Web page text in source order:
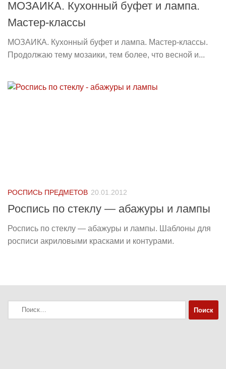
МОЗАИКА. Кухонный буфет и лампа.
Мастер-классы
МОЗАИКА. Кухонный буфет и лампа. Мастер-классы.
Продолжаю тему мозаики, тем более, что весной и...
РОСПИСЬ ПРЕДМЕТОВ 20.01.2012
Роспись по стеклу — абажуры и лампы
Роспись по стеклу — абажуры и лампы. Шаблоны для
росписи акриловыми красками и контурами.
Найти: